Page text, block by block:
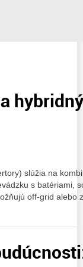
slúžia na
s batériami,
off-grid